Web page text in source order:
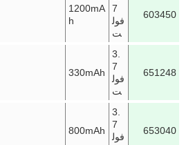
603450
7
فول
ت
1200mA
h
651248
3.
7
فول
ت
330mAh
653040
3.
7
فول
800mAh